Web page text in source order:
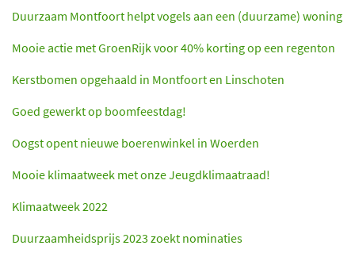
Duurzaam Montfoort helpt vogels aan een (duurzame) woning
Mooie actie met GroenRijk voor 40% korting op een regenton
Kerstbomen opgehaald in Montfoort en Linschoten
Goed gewerkt op boomfeestdag!
Oogst opent nieuwe boerenwinkel in Woerden
Mooie klimaatweek met onze Jeugdklimaatraad!
Klimaatweek 2022
Duurzaamheidsprijs 2023 zoekt nominaties